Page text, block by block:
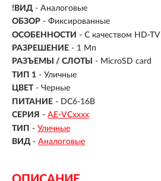
!ВИД - Аналоговые
ОБЗОР - Фиксированные
ОСОБЕННОСТИ - С качеством HD-TVI
РАЗРЕШЕНИЕ - 1 Мп
РАЗЪЕМЫ / СЛОТЫ
- MicroSD card
ТИП 1 - Уличные
ЦВЕТ - Черные
ПИТАНИЕ - DC6-16В
СЕРИЯ - AE-VCхххх
ТИП - Уличные
ВИД - Аналоговые